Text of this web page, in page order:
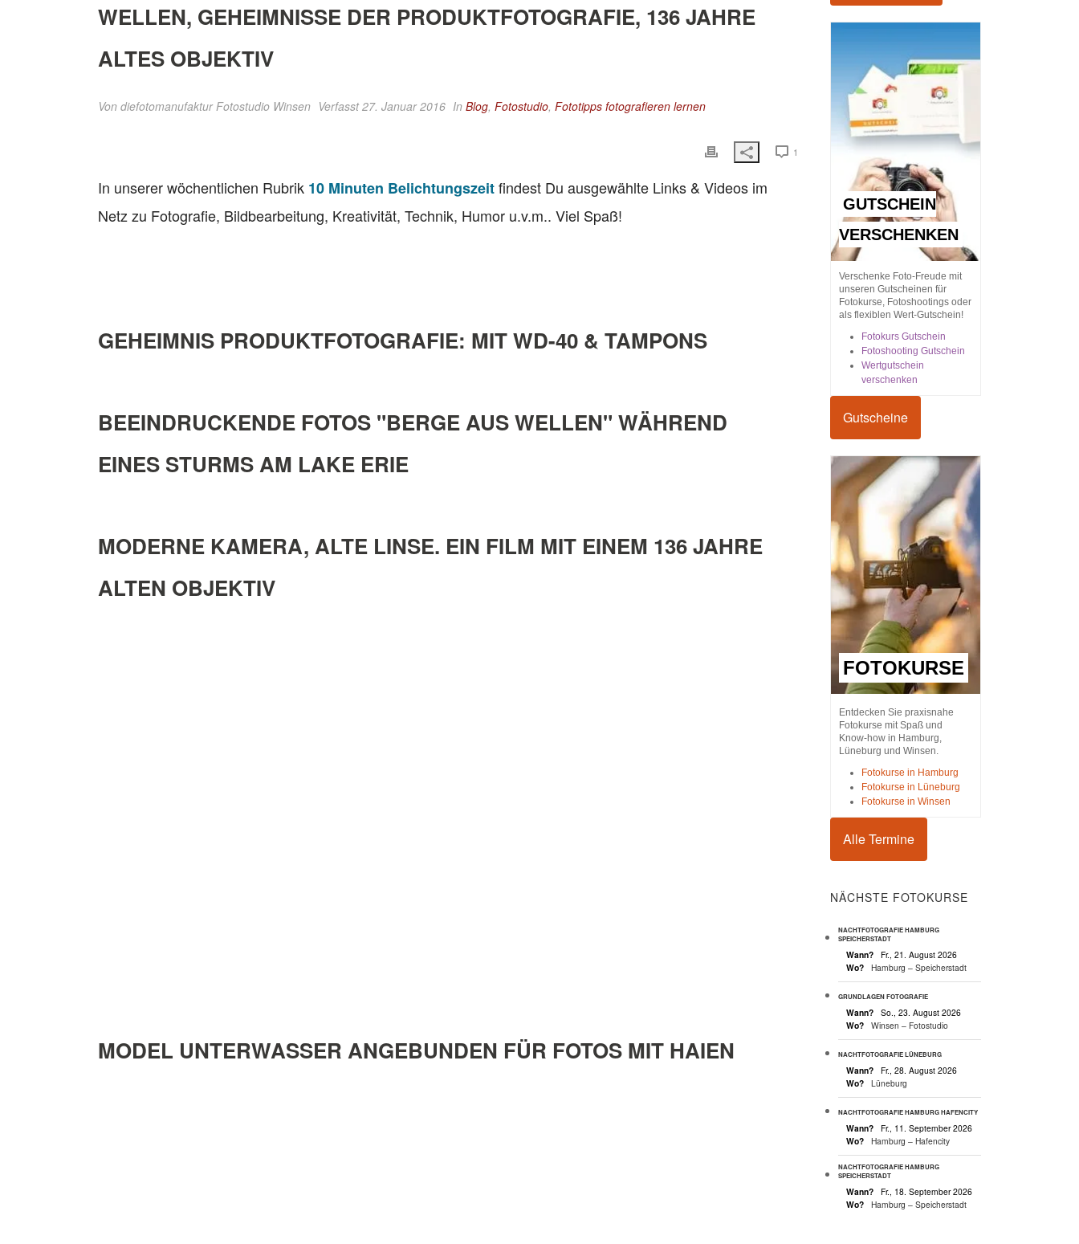
WELLEN, GEHEIMNISSE DER PRODUKTFOTOGRAFIE, 136 JAHRE
ALTES OBJEKTIV
Von diefotomanufaktur Fotostudio Winsen Verfasst 27. Januar 2016 In Blog, Fotostudio, Fototipps fotografieren lernen
1
In unserer wöchentlichen Rubrik 10 Minuten Belichtungszeitfindest Du ausgewählte Links & Videos im
Netz zu Fotografie, Bildbearbeitung, Kreativität, Technik, Humor u.v.m.. Viel Spaß!
GEHEIMNIS PRODUKTFOTOGRAFIE: MIT WD-40 & TAMPONS
BEEINDRUCKENDE FOTOS "BERGE AUS WELLEN" WÄHREND
EINES STURMS AM LAKE ERIE
MODERNE KAMERA, ALTE LINSE. EIN FILM MIT EINEM 136 JAHRE
ALTEN OBJEKTIV
MODEL UNTERWASSER ANGEBUNDEN FÜR FOTOS MIT HAIEN
GUTSCHEIN
VERSCHENKEN
Verschenke Foto-Freude mit
unseren Gutscheinen für
Fotokurse, Fotoshootings oder
als flexiblen Wert-Gutschein!
Fotokurs Gutschein
Fotoshooting Gutschein
Wertgutschein
verschenken
Gutscheine
FOTOKURSE
Entdecken Sie praxisnahe
Fotokurse mit Spaß und
Know-how in Hamburg,
Lüneburg und Winsen.
Fotokurse in Hamburg
Fotokurse in Lüneburg
Fotokurse in Winsen
Alle Termine
NÄCHSTE FOTOKURSE
NACHTFOTOGRAFIE HAMBURG
SPEICHERSTADT
Wann?
Fr., 21. August 2026
Wo?
Hamburg – Speicherstadt
GRUNDLAGEN FOTOGRAFIE
Wann?
So., 23. August 2026
Wo?
Winsen – Fotostudio
NACHTFOTOGRAFIE LÜNEBURG
Wann?
Fr., 28. August 2026
Wo?
Lüneburg
NACHTFOTOGRAFIE HAMBURG HAFENCITY
Wann?
Fr., 11. September 2026
Wo?
Hamburg – Hafencity
NACHTFOTOGRAFIE HAMBURG
SPEICHERSTADT
Wann?
Fr., 18. September 2026
Wo?
Hamburg – Speicherstadt